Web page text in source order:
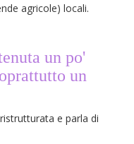
agricole) locali.
un po'
un
e parla di